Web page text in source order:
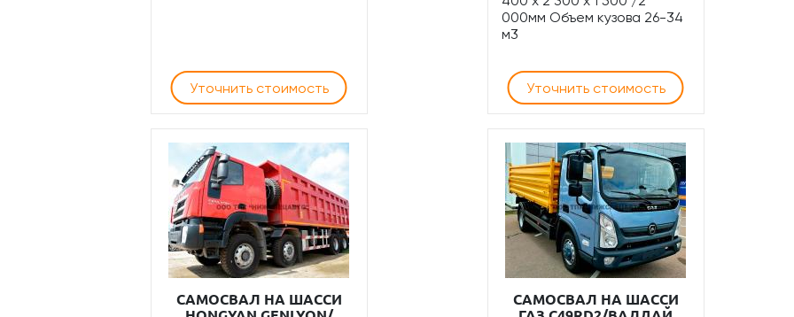
Уточнить стоимость
000мм Объем кузова 26-34
м3
Уточнить стоимость
САМОСВАЛ НА ШАССИ
САМОСВАЛ НА ШАССИ